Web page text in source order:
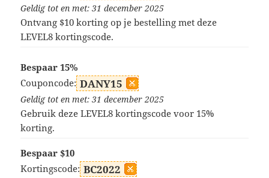
Geldig tot en met: 31 december 2025
Ontvang $10 korting op je bestelling met deze
LEVEL8 kortingscode.
Bespaar 15%
Couponcode: DANY15
Geldig tot en met: 31 december 2025
Gebruik deze LEVEL8 kortingscode voor 15%
korting.
Bespaar $10
Kortingscode: BC2022